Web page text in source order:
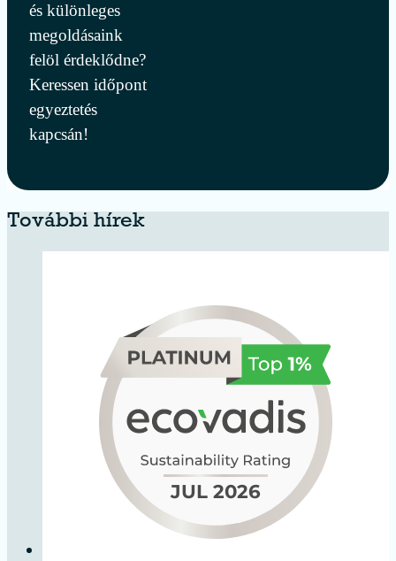
és különleges
megoldásaink
felöl érdeklődne?
Keressen időpont
egyeztetés
kapcsán!
További hírek